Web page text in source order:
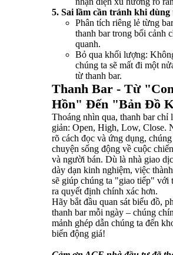
5. Sai lầm cần tránh khi dùng
Phân tích riêng lẻ từng
thanh bar trong bối cảnh
quanh.
Bỏ qua khối lượng:
chúng ta sẽ mất đi một
từ thanh bar.
Thanh Bar - Từ
Hồn" Đến "Bản Đồ
Thoáng nhìn qua, thanh bar chỉ
giản: Open, High, Low, Close.
rõ cách đọc và ứng dụng,
chuyện sống động về cuộc
và người bán. Dù là nhà giao
dày dạn kinh nghiệm, việc
sẽ giúp chúng ta "giao tiếp" với
ra quyết định chính xác hơn.
Hãy bắt đầu quan sát biểu đồ,
thanh bar mỗi ngày – chúng
mảnh ghép dẫn chúng ta đến
biến động giá!